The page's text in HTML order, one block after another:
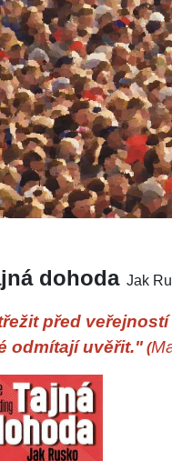
dohodaJak
před
odmítají uvěřit." (